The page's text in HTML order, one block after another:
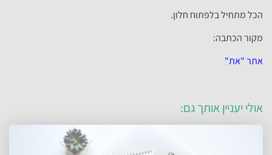
הכל מתחיל בלפתוח חלון.
מקור הכתבה:
אתר "את"
אולי יעניין אותך גם: